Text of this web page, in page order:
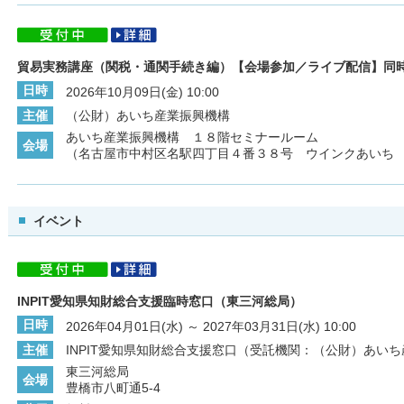
貿易実務講座（関税・通関手続き編）【会場参加／ライブ配信】同
日時
2026年10月09日(金) 10:00
主催
（公財）あいち産業振興機構
会場
あいち産業振興機構 １８階セミナールーム
（名古屋市中村区名駅四丁目４番３８号 ウインクあい
イベント
INPIT愛知県知財総合支援臨時窓口（東三河総局）
日時
2026年04月01日(水) ～ 2027年03月31日(水) 10:00
主催
INPIT愛知県知財総合支援窓口（受託機関：（公財）あい
会場
東三河総局
豊橋市八町通5-4